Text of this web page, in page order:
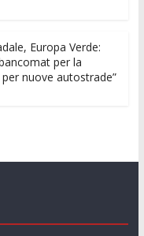
Europa Verde:
per la
nuove autostrade”